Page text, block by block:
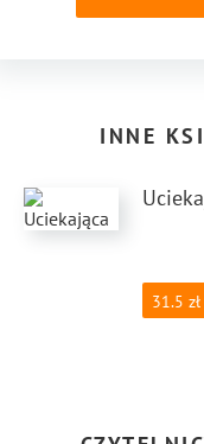
INNE
31.5